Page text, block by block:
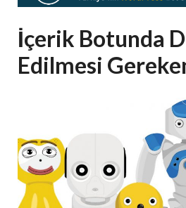
İçerik Botunda
Edilmesi